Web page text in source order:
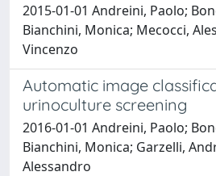
2015-01-01 Andreini, Paolo;
Bianchini, Monica; Mecocci,
Vincenzo
Automatic image
urinoculture screening
2016-01-01 Andreini, Paolo;
Bianchini, Monica; Garzelli,
Alessandro